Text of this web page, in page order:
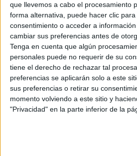
que llevemos a cabo el procesamiento
forma alternativa, puede hacer clic
consentimiento o acceder a
cambiar sus preferencias antes de
Tenga en cuenta que algún
personales puede no requerir de su
tiene el derecho de rechazar tal
preferencias se aplicarán solo a este
sus preferencias o retirar su
momento volviendo a este sitio y
"Privacidad" en la parte inferior de la
Soy estudiante de:*
Términos y Condiciones
Aceptolos Términos y Condiciones